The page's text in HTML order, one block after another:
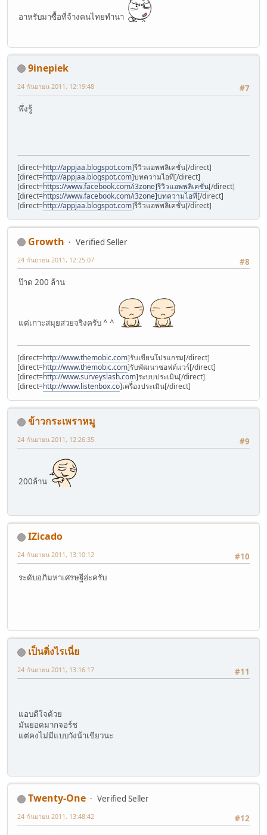
อาหรับมาซื้อที่จ้างคนไทยทำนา
9inepiek
#7
24 กันยายน 2011, 12:19:48
พึ่งรู้
[direct=http://appjaa.blogspot.com]รีวิวแอพพลิเคชั่น[/direct]
[direct=http://appjaa.blogspot.com]บทความไอที[/direct]
[direct=https://www.facebook.com/i3zone]รีวิวแอพพลิเคชั่น[/direct]
[direct=https://www.facebook.com/i3zone]บทความไอที[/direct]
[direct=http://appjaa.blogspot.com]รีวิวแอพพลิเคชั่น[/direct]
Growth
Verified Seller
#8
24 กันยายน 2011, 12:25:07
ป๊าด 200 ล้าน
แต่เกาะสมุยสวยจริงครับ ^ ^
[direct=http://www.themobic.com]รับเขียนโปรแกรม[/direct]
[direct=http://www.themobic.com]รับพัฒนาซอฟต์แวร์[/direct]
[direct=http://www.surveyslash.com]ระบบประเมิน[/direct]
[direct=http://www.listenbox.co]เครื่องประเมิน[/direct]
ข้าวกระเพราหมู
#9
24 กันยายน 2011, 12:26:35
200ล้าน
IZicado
#10
24 กันยายน 2011, 13:10:12
ระดับอภิมหาเศรษฐีอ่ะครับ
เป็นติ่งไรเนี่ย
#11
24 กันยายน 2011, 13:16:17
แอบดีใจด้วย
มันยอดมากจอร์ช
แต่คงไม่มีแบบวังน้าเขียวนะ
Twenty-One
Verified Seller
#12
24 กันยายน 2011, 13:48:42